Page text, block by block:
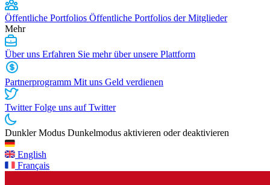
Öffentliche Portfolios Öffentliche Portfolios der Mitglieder
Mehr
Über uns Erfahren Sie mehr über unsere Plattform
Partnerprogramm Mit uns Geld verdienen
TwitterFolge uns auf Twitter
Dunkler Modus Dunkelmodus aktivieren oder deaktivieren
English
Français